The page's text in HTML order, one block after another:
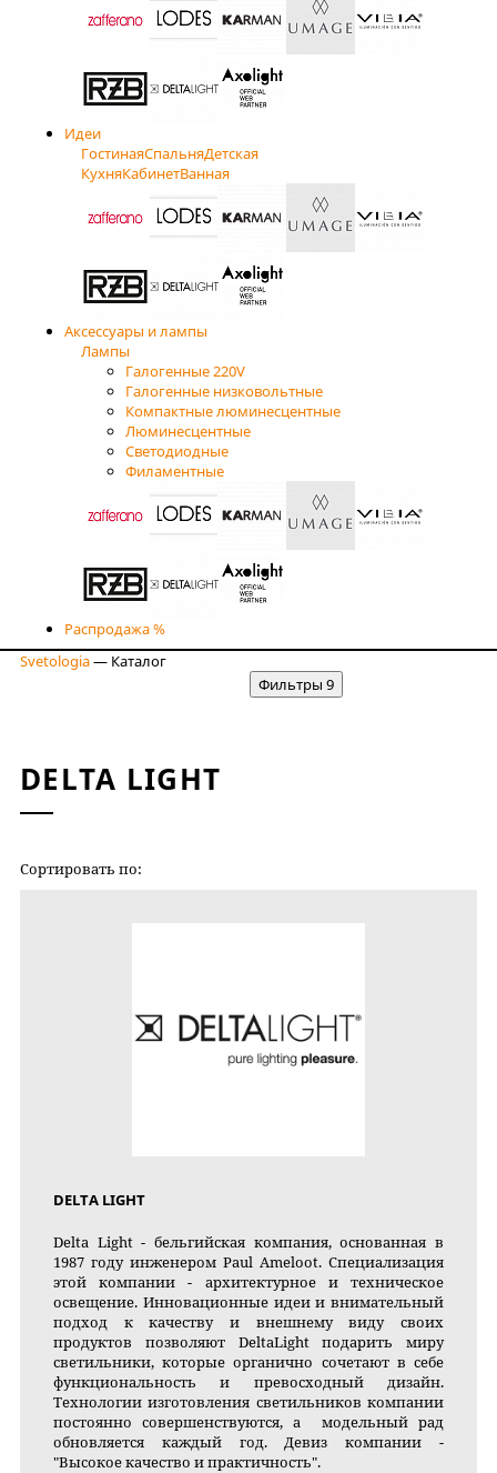
Идеи
ГостинаяСпальняДетская
КухняКабинетВанная
Аксессуары и лампы
Лампы
Галогенные 220V
Галогенные низковольтные
Компактные люминесцентные
Люминесцентные
Светодиодные
Филаментные
Распродажа %
Svetologia— Каталог
DELTA LIGHT
Сортировать по:
Фильтры 9
DELTA LIGHT
Delta Light - бельгийская компания, основанная в
1987 году инженером Paul Ameloot. Специализация
этой компании - архитектурное и техническое
освещение. Инновационные идеи и внимательный
подход к качеству и внешнему виду своих
продуктов позволяют DeltaLight подарить миру
светильники, которые органично сочетают в себе
функциональность и превосходный дизайн.
Технологии изготовления светильников компании
постоянно совершенствуются, а модельный рад
обновляется каждый год. Девиз компании -
"Высокое качество и практичность".